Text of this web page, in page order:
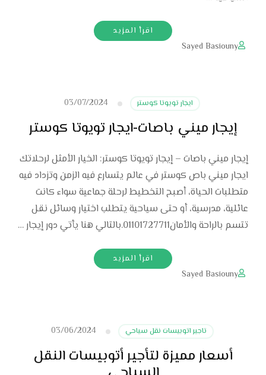
اقرأ المزيد
Sayed Basiouny
ايجار تويوتا كوستر 03/07/2024
إيجار ميني باصات-ايجار تويوتا كوستر
إيجار ميني باصات – إيجار تويوتا كوستر: الخيار الأمثل لرحلاتك
ايجار ميني باص كوستر في عالم يتسارع فيه الزمن وتزداد فيه
متطلبات الحياة، أصبح التخطيط لرحلة جماعية سواء كانت
عائلية، مدرسية، أو حتى سياحية يتطلب اختيار وسائل نقل
تتسم بالراحة والأمان01101727711.بالتالي هنا يأتي دور إيجار …
اقرأ المزيد
Sayed Basiouny
تاجير اتوبيسات نقل سياحي 03/06/2024
أسعار مميزة لتأجير أتوبيسات النقل